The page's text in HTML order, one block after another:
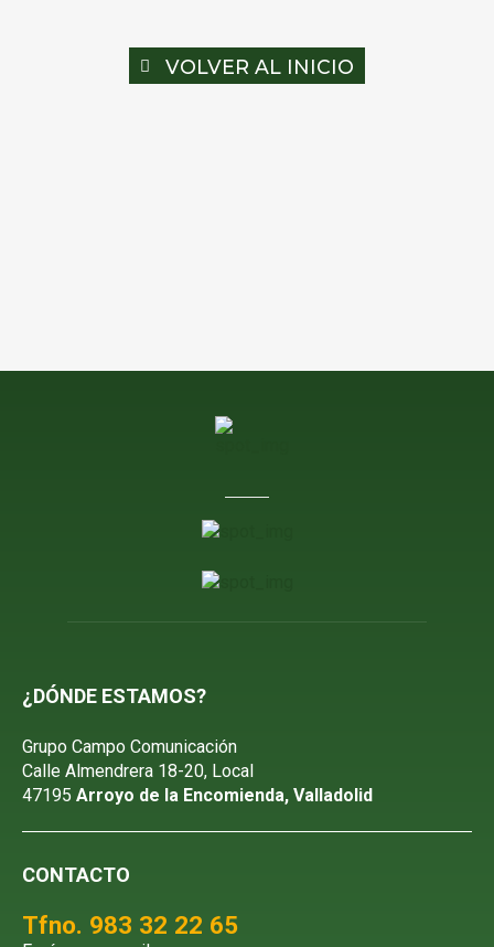
VOLVER AL INICIO
¿DÓNDE ESTAMOS?
Grupo Campo Comunicación
Calle Almendrera 18-20, Local
47195 Arroyo de la Encomienda, Valladolid
CONTACTO
Tfno. 983 32 22 65